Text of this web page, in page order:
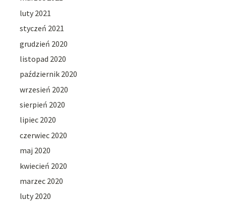
luty 2021
styczeń 2021
grudzień 2020
listopad 2020
październik 2020
wrzesień 2020
sierpień 2020
lipiec 2020
czerwiec 2020
maj 2020
kwiecień 2020
marzec 2020
luty 2020